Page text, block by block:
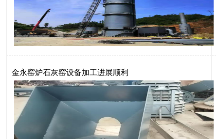
金永窑炉石灰窑设备加工进展顺利